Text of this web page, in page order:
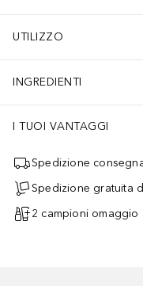
UTILIZZO
INGREDIENTI
I TUOI VANTAGGI
Spedizione
Spedizione gratuita
2 campioni omaggio